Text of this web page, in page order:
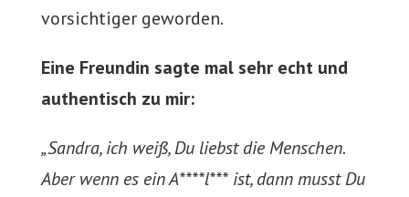
vorsichtiger geworden.
Eine Freundin sagte mal sehr echt und
authentisch zu mir:
„Sandra, ich weiß, Du liebst die Menschen.
Aber wenn es ein A****l*** ist, dann musst Du